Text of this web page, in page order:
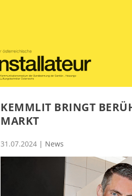
KEMMLIT BRINGT
MARKT
31.07.2024 | News